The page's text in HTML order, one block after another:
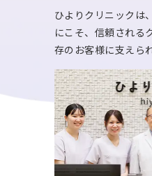
ひよりクリニックは
にこそ、信頼される
存のお客様に支えら